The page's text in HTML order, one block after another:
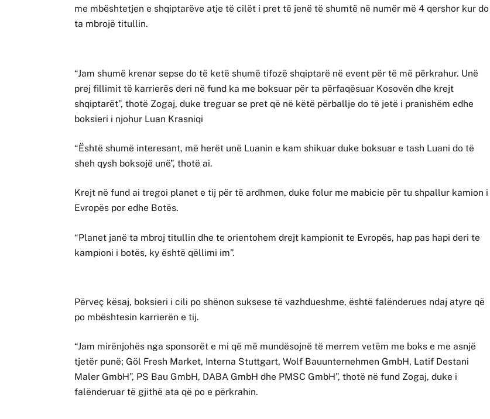
me mbështetjen e shqiptarëve atje të cilët i pret të jenë të shumtë në numër më 4 qershor kur do
ta mbrojë titullin.
“Jam shumë krenar sepse do të ketë shumë tifozë shqiptarë në event për të më përkrahur. Unë
prej fillimit të karrierës deri në fund ka me boksuar për ta përfaqësuar Kosovën dhe krejt
shqiptarët”, thotë Zogaj, duke treguar se pret që në këtë përballje do të jetë i pranishëm edhe
boksieri i njohur Luan Krasniqi
“Është shumë interesant, më herët unë Luanin e kam shikuar duke boksuar e tash Luani do të
sheh qysh boksojë unë”, thotë ai.
Krejt në fund ai tregoi planet e tij për të ardhmen, duke folur me mabicie për tu shpallur kamion i
Evropës por edhe Botës.
“Planet janë ta mbroj titullin dhe te orientohem drejt kampionit te Evropës, hap pas hapi deri te
kampioni i botës, ky është qëllimi im”.
Përveç kësaj, boksieri i cili po shënon suksese të vazhdueshme, është falënderues ndaj atyre që
po mbështesin karrierën e tij.
“Jam mirënjohës nga sponsorët e mi që më mundësojnë të merrem vetëm me boks e me asnjë
tjetër punë; Göl Fresh Market, Interna Stuttgart, Wolf Bauunternehmen GmbH, Latif Destani
Maler GmbH”, PS Bau GmbH, DABA GmbH dhe PMSC GmbH”, thotë në fund Zogaj, duke i
falënderuar të gjithë ata që po e përkrahin.